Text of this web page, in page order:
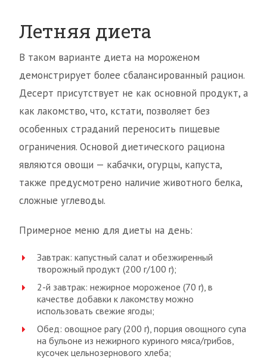
Летняя диета
В таком варианте диета на мороженом
демонстрирует более сбалансированный рацион.
Десерт присутствует не как основной продукт, а
как лакомство, что, кстати, позволяет без
особенных страданий переносить пищевые
ограничения. Основой диетического рациона
являются овощи — кабачки, огурцы, капуста,
также предусмотрено наличие животного белка,
сложные углеводы.
Примерное меню для диеты на день:
Завтрак: капустный салат и обезжиренный
творожный продукт (200 г/100 г);
2-й завтрак: нежирное мороженое (70 г), в
качестве добавки к лакомству можно
использовать свежие ягоды;
Обед: овощное рагу (200 г), порция овощного супа
на бульоне из нежирного куриного мяса/грибов,
кусочек цельнозернового хлеба;